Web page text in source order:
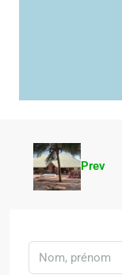
Prev